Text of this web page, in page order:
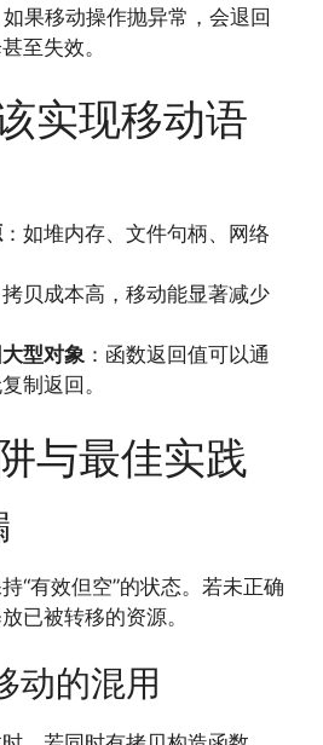
果移动操作抛异常，会退回
至失效。
实现移动语
：如堆内存、文件句柄、网络
拷贝成本高，移动能显著减少
型对象 ：函数返回值可以通
制返回。
与最佳实践
“有效但空”的状态。若未正确
已被转移的资源。
动的混用